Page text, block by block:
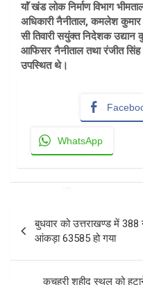
याॅं खंड लोक निर्माण विभाग
अधिकारी नैनीताल, कमलेश कुमार
सी तिवारी सयुंक्त निदेशक
आफिसर नैनीताल तथा रंजीत सिंह
उपस्थित थे।
WhatsApp
navigation
बुधवार को उत्तराखण्ड में
आंकड़ा 63585 हो गया
कचहरी शहीद स्थल को